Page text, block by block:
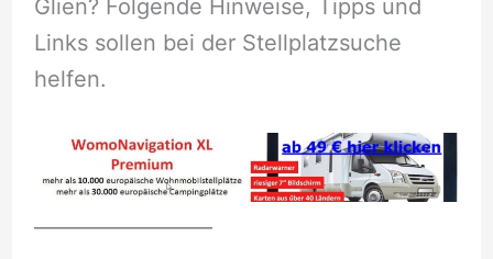
Glien? Folgende Hinweise, Tipps und
Links sollen bei der Stellplatzsuche
helfen.